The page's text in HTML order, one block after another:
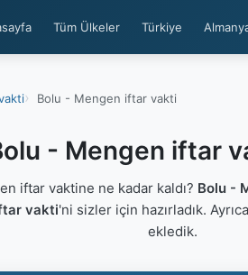
Tüm Ülkeler Türkiye
Bolu - Mengen iftar vakti
- Mengen iftar
iftar vaktine ne kadar kaldı? Bolu -
vakti'ni sizler için hazırladık.
ekledik.